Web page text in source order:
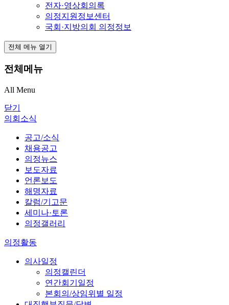
전자·영상회의록
의정지원정보센터
국회·지방의회 의정정보
전체 메뉴 열기
전체메뉴
All Menu
닫기
의회소식
공고/소식
채용공고
의정뉴스
보도자료
언론보도
해명자료
칼럼/기고문
세미나·토론
의정갤러리
의정활동
의사일정
의정캘린더
연간회기일정
본회의/상임위별 일정